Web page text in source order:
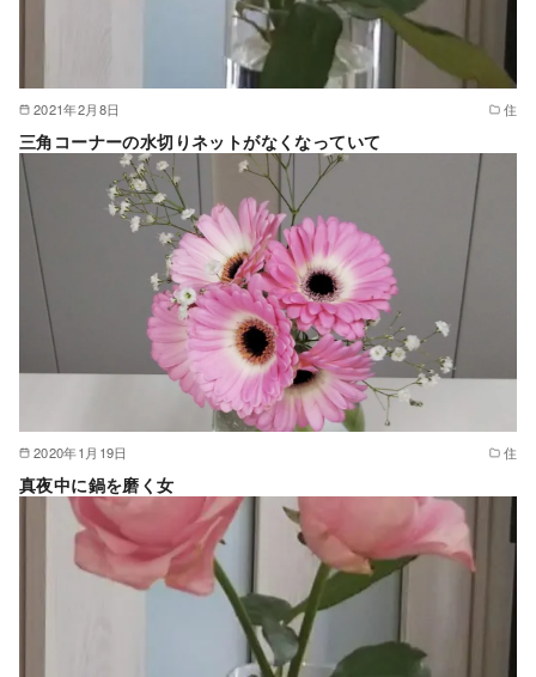
2021年2月8日 住
三角コーナーの水切りネットがなくなっていて
2020年1月19日 住
真夜中に鍋を磨く女